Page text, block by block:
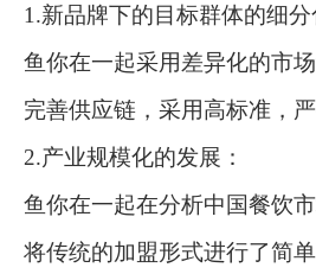
1.新品牌下的目标群体的细分
鱼你在一起采用差异化的市
完善供应链，采用高标准，
2.产业规模化的发展：
鱼你在一起在分析中国餐饮
将传统的加盟形式进行了简